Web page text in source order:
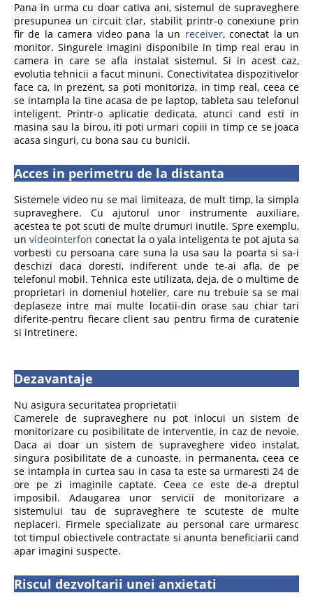
Pana in urma cu doar cativa ani, sistemul de supraveghere
presupunea un circuit clar, stabilit printr-o conexiune prin
fir de la camera video pana la un receiver, conectat la un
monitor. Singurele imagini disponibile in timp real erau in
camera in care se afla instalat sistemul. Si in acest caz,
evolutia tehnicii a facut minuni. Conectivitatea dispozitivelor
face ca, in prezent, sa poti monitoriza, in timp real, ceea ce
se intampla la tine acasa de pe laptop, tableta sau telefonul
inteligent. Printr-o aplicatie dedicata, atunci cand esti in
masina sau la birou, iti poti urmari copiii in timp ce se joaca
acasa singuri, cu bona sau cu bunicii.
Acces in perimetru de la distanta
Sistemele video nu se mai limiteaza, de mult timp, la simpla
supraveghere. Cu ajutorul unor instrumente auxiliare,
acestea te pot scuti de multe drumuri inutile. Spre exemplu,
un videointerfon conectat la o yala inteligenta te pot ajuta sa
vorbesti cu persoana care suna la usa sau la poarta si sa-i
deschizi daca doresti, indiferent unde te-ai afla, de pe
telefonul mobil. Tehnica este utilizata, deja, de o multime de
proprietari in domeniul hotelier, care nu trebuie sa se mai
deplaseze intre mai multe locatii-din orase sau chiar tari
diferite-pentru fiecare client sau pentru firma de curatenie
si intretinere.
Dezavantaje
Nu asigura securitatea proprietatii
Camerele de supraveghere nu pot inlocui un sistem de
monitorizare cu posibilitate de interventie, in caz de nevoie.
Daca ai doar un sistem de supraveghere video instalat,
singura posibilitate de a cunoaste, in permanenta, ceea ce
se intampla in curtea sau in casa ta este sa urmaresti 24 de
ore pe zi imaginile captate. Ceea ce este de-a dreptul
imposibil. Adaugarea unor servicii de monitorizare a
sistemului tau de supraveghere te scuteste de multe
neplaceri. Firmele specializate au personal care urmaresc
tot timpul obiectivele contractate si anunta beneficiarii cand
apar imagini suspecte.
Riscul dezvoltarii unei anxietati